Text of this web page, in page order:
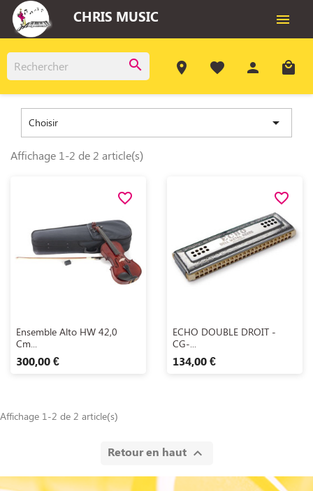
CHRIS MUSIC 
search room favorite person local_mall
Choisir 
Affichage 1-2 de 2 article(s)
Aperçu rapide
Ensemble Alto HW 42,0
Cm...
300,00 €
favorite_border
Aperçu rapide
ECHO DOUBLE DROIT -
CG-...
134,00 €
favorite_border
Affichage 1-2 de 2 article(s)
Retour en haut 